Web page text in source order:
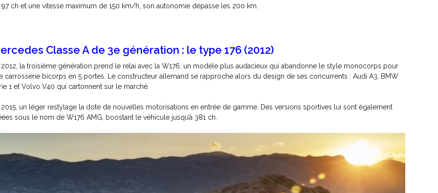
ch et une vitesse maximum de 150 km/h, son autonomie dépasse les 200 km.
Classe A de 3e génération : le type 176 (2012)
2012, la troisième génération prend le relai avec la W176, un modèle plus audacieux qui abandonne le style monocorps pour
carrosserie bicorps en 5 portes. Le constructeur allemand se rapproche alors du design de ses concurrents : Audi A3, BMW
1 et Volvo V40 qui cartonnent sur le marché.
2015, un léger restylage la dote de nouvelles motorisations en entrée de gamme. Des versions sportives lui sont également
sous le nom de W176 AMG, boostant le véhicule jusqu’à 381 ch.